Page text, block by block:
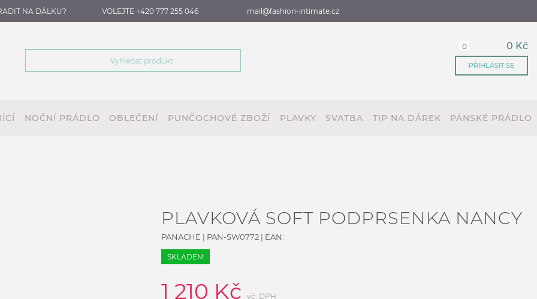
NA DÁLKU? VOLEJTE +420 777 255 046 mail@fashion-intimate.cz
0 0 Kč
PŘIHLÁSIT SE
NOČNÍ PRÁDLO OBLEČENÍ PUNČOCHOVÉ ZBOŽÍ PLAVKY SVATBA TIP NA DÁREK PÁNSKÉ PRÁDLO
PLAVKOVÁ SOFT PODPRSENKA NANCY
PANACHE | PAN-SW0772 | EAN:
SKLADEM
1 210 Kč vč. DPH